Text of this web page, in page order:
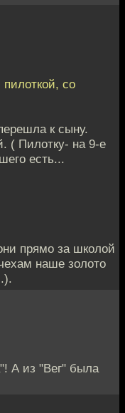
со
к сыну.
( Пилотку- на 9-е
есть...
прямо за школой
наше золото
А из "Вег" была